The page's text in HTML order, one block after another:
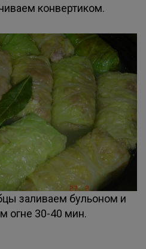
конвертиком.
заливаем бульоном и
огне 30-40 мин.